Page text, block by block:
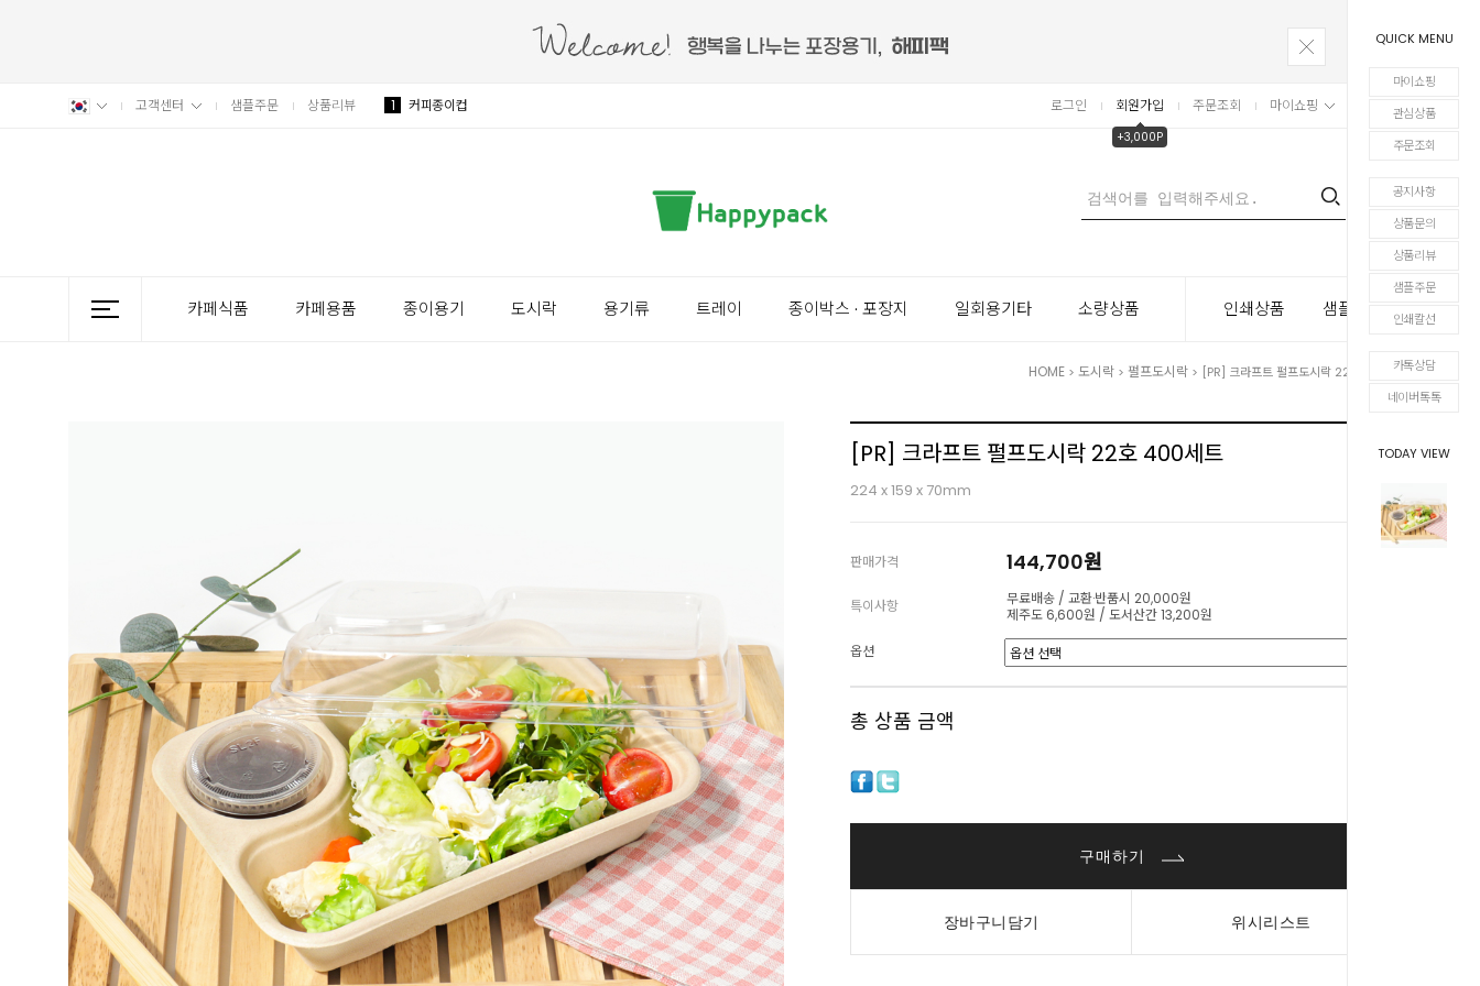
QUICK MENU
마이쇼핑
관심상품
주문조회
공지사항
상품문의
상품리뷰
샘플주문
인쇄칼선
카톡상담
네이버톡톡
TODAY VIEW
고객센터 샘플주문 상품리뷰 1 커피종이컵 로그인 회원가입
+3,000P
주문조회 마이쇼핑 장바구니
0
카페식품 카페용품 종이용기 도시락 용기류 트레이 종이박스 · 포장지 일회용기타 소량상품 인쇄상품 샘플주문
HOME > 도시락 > 펄프도시락 > [PR] 크라프트 펄프도시락 22호 400세트
[PR] 크라프트 펄프도시락 22호 400세트
224 x 159 x 70mm
판매가격 144,700원
특이사항
무료배송 / 교환·반품시 20,000원
제주도 6,600원 / 도서산간 13,200원
옵션
총 상품 금액
구매하기
장바구니담기 위시리스트